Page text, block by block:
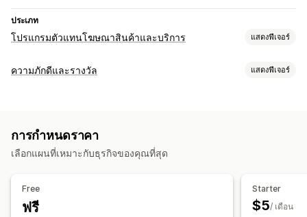
ประเภท
โปรแกรมตัวแทนโฆษณาสินค้าและบริการ แสดงฟีเจอร์
ตัวเลือกค่าคอมมิชชัน
การจัดการการแนะนำ
การวิเคราะห์
การสร้างลิงก์หลายรายการพร้อมกัน
ส่วนลด
ความภักดีและรางวัล แสดงฟีเจอร์
รางวัลที่คุณสามารถเสนอได้
เครดิตร้านค้า คอมมิชชัน
การกำหนดราคา
เลือกแผนที่เหมาะกับธุรกิจของคุณที่สุด
Free
ฟรี
Starter
$5/ เดือน